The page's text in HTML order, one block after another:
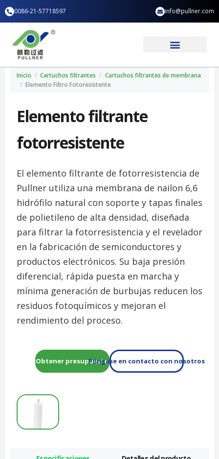
contenido
0086-21-57718597 info@pullner.com
Inicio / Cartuchos filtrantes / Cartuchos filtrantes de membrana
/ Elemento Filtro Fotoresistente
Elemento filtrante
fotorresistente
El elemento filtrante de fotorresistencia de
Pullner utiliza una membrana de nailon 6,6
hidrófilo natural con soporte y tapas finales
de polietileno de alta densidad, diseñada
para filtrar la fotorresistencia y el revelador
en la fabricación de semiconductores y
productos electrónicos. Su baja presión
diferencial, rápida puesta en marcha y
mínima generación de burbujas reducen los
residuos fotoquímicos y mejoran el
rendimiento del proceso.
Obtener presupuestoPóngase en contacto con nosotros